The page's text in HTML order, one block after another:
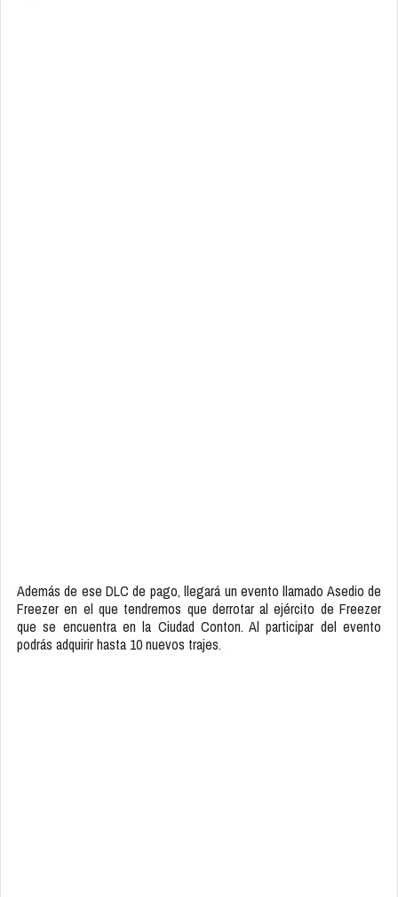
Además de ese DLC de pago, llegará un evento llamado Asedio de
Freezer en el que tendremos que derrotar al ejército de Freezer
que se encuentra en la Ciudad Conton. Al participar del evento
podrás adquirir hasta 10 nuevos trajes.